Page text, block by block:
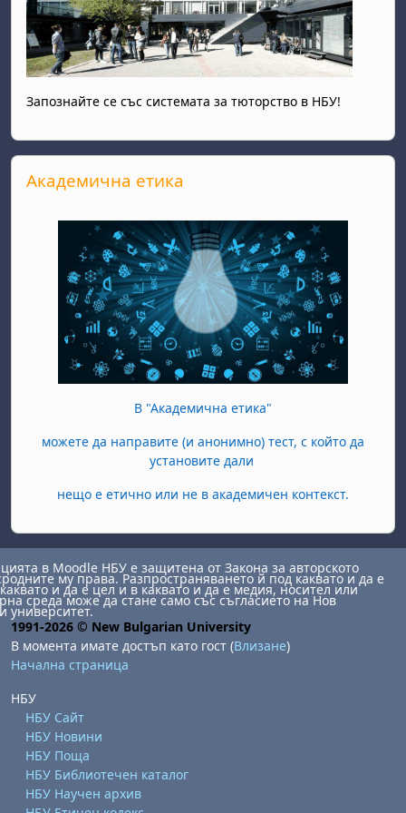
Запознайте се със системата за тюторство в НБУ!
Прескочи Академична етика
Академична етика
В "Академична етика"
можете да направите (и анонимно) тест, с който да
установите дали
нещо е етично или не в академичен контекст.
в Moodle НБУ е защитена от Закона за авторското
му права. Разпространяването й под каквато и да е
и да е цел и в каквато и да е медия, носител или
среда може да стане само със съгласието на Нов
университет.
1991-2026 © New Bulgarian University
В момента имате достъп като гост (Влизане)
Начална страница
НБУ
НБУ Сайт
НБУ Новини
НБУ Поща
НБУ Библиотечен каталог
НБУ Научен архив